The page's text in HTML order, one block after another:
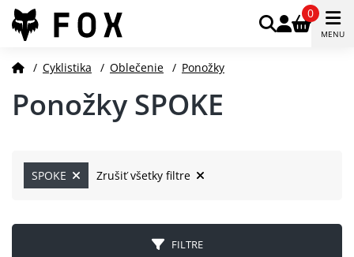
0
MENU
/ Cyklistika / Oblečenie / Ponožky
Ponožky SPOKE
SPOKE Zrušiť všetky filtre
FILTRE